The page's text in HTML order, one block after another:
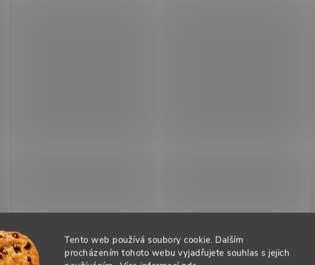
Tento web používá soubory cookie. Dalším
procházením tohoto webu vyjadřujete souhlas s jejich
p